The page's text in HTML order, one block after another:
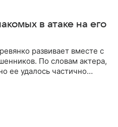
в атаке на его
развивает вместе с
По словам актера,
ее удалось частично